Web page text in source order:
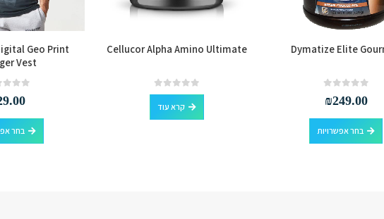
Dymatize Elite
₪249.00
בחר אפשרויות
למוצר זה יש מספר סוגים. ניתן לבחור את האפשרויות בעמוד המוצר
Cellucor Alpha Amino Ultimate
0
out of 5
קרא עוד
Geo Print
Vest
בחר